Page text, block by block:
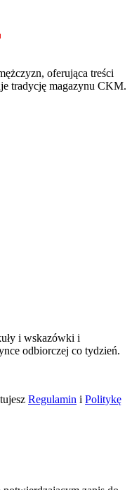
oferująca treści
tradycję magazynu CKM.
i wskazówki i
odbiorczej co tydzień.
Regulamin i Politykę